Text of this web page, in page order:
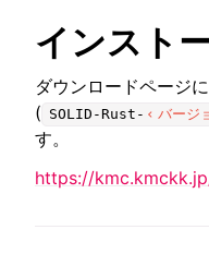
navigation of チュートリア
navigation of ユーザーガイ
インスト
ダウンロードページ
( SOLID-Rust- バージ
す。
https://